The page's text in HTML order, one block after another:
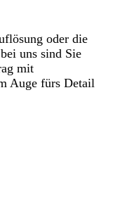
oder die
uns sind Sie
mit
Auge fürs Detail